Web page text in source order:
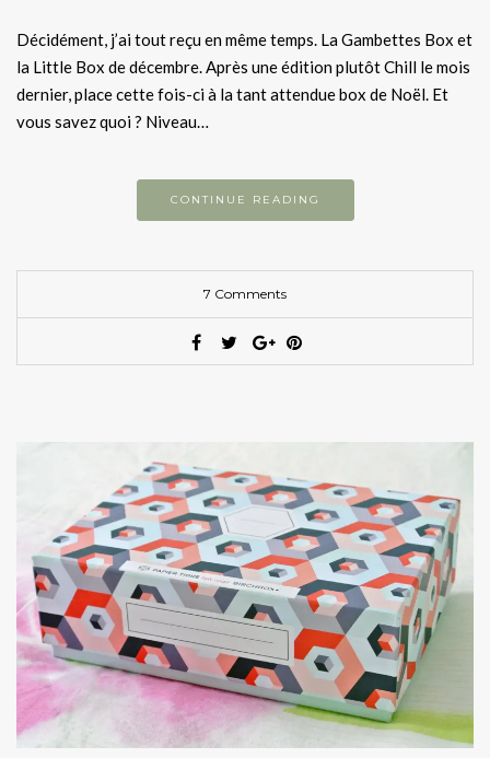
Décidément, j’ai tout reçu en même temps. La Gambettes Box et
la Little Box de décembre. Après une édition plutôt Chill le mois
dernier, place cette fois-ci à la tant attendue box de Noël. Et
vous savez quoi ? Niveau…
CONTINUE READING
7 Comments